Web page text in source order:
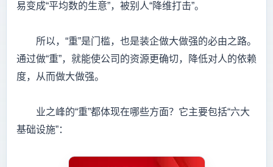
易变成“平均数的生意”，被别人“降维打击”。
所以，“重”是门槛，也是装企做大做强的必由之路。
通过做“重”，就能使公司的资源更确切，降低对人的依赖
度，从而做大做强。
业之峰的“重”都体现在哪些方面？它主要包括“六大
基础设施”：